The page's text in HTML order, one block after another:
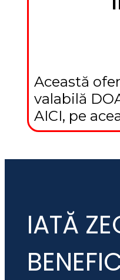
Această
valabilă
AICI, pe
IATĂ